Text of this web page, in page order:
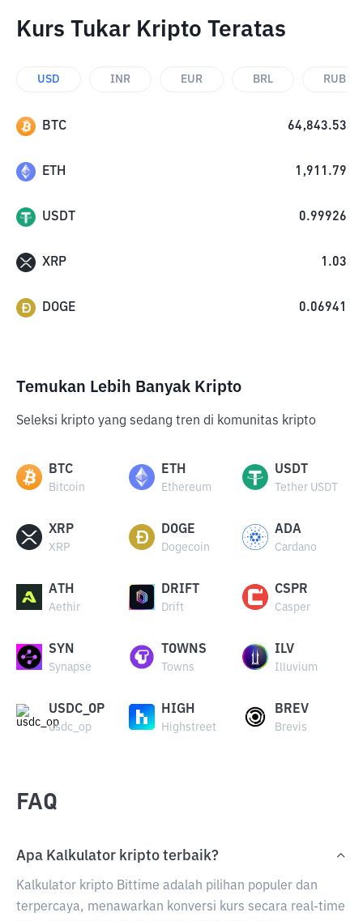
Kurs Tukar Kripto Teratas
USD INR EUR BRL RUB
BTC 64,843.53
ETH 1,911.79
USDT 0.99926
XRP 1.03
DOGE 0.06941
Temukan Lebih Banyak Kripto
Seleksi kripto yang sedang tren di komunitas kripto
BTC
Bitcoin
ETH
Ethereum
USDT
Tether USDT
XRP
XRP
DOGE
Dogecoin
ADA
Cardano
ATH
Aethir
DRIFT
Drift
CSPR
Casper
SYN
Synapse
TOWNS
Towns
ILV
Illuvium
USDC_OP
usdc_op
HIGH
Highstreet
BREV
Brevis
FAQ
Apa Kalkulator kripto terbaik?
Kalkulator kripto Bittime adalah pilihan populer dan
terpercaya, menawarkan konversi kurs secara real-time